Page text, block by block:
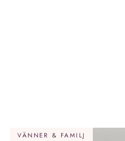
VÄNNER & FAMILJ